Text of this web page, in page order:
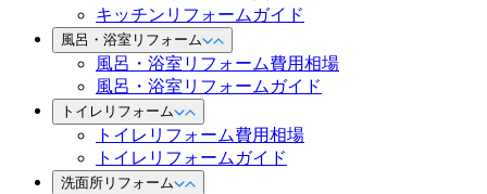
キッチンリフォームガイド
風呂・浴室リフォーム
風呂・浴室リフォーム費用相場
風呂・浴室リフォームガイド
トイレリフォーム
トイレリフォーム費用相場
トイレリフォームガイド
洗面所リフォーム